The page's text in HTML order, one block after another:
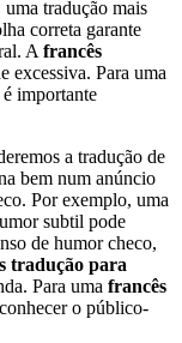
tradução mais
correta garante
A francês
excessiva. Para uma
importante
a tradução de
bem num anúncio
Por exemplo, uma
subtil pode
de humor checo,
tradução para
Para uma francês
o público-